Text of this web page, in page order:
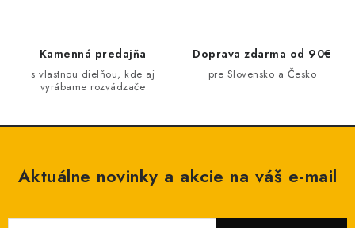
y
i
Kamenná predajňa
s vlastnou dielňou, kde aj
vyrábame rozvádzače
Doprava zdarma od 90€
pre Slovensko a Česko
Aktuálne novinky a akcie na váš e-mail